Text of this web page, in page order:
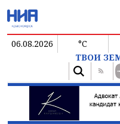
06.08.2026 °C
ТВОИ